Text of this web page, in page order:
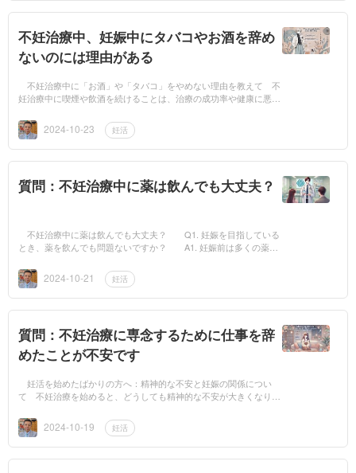
不妊治療中、妊娠中にタバコやお酒を辞め
ないのには理由がある
不妊治療中に「お酒」や「タバコ」をやめない理由を教えて 不
妊治療中に喫煙や飲酒を続けることは、治療の成功率や健康に悪影
はさまざまな要因...
2024-10-23 妊活
質問：不妊治療中に薬は飲んでも大丈夫？
不妊治療中に薬は飲んでも大丈夫？ Q1. 妊娠を目指している
とき、薬を飲んでも問題ないですか？ A1. 妊娠前は多くの薬に
であれば、...2024-10-21 妊活
質問：不妊治療に専念するために仕事を辞
めたことが不安です
妊活を始めたばかりの方へ：精神的な不安と妊娠の関係につい
て 不妊治療を始めると、どうしても精神的な不安が大きくなりが
なのか」といっ...
2024-10-19 妊活